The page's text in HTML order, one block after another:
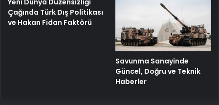
Yeni Dünya Düzensizliği
Çağında Türk Dış Politikası
ve Hakan Fidan Faktörü
Savunma Sanayinde
Güncel, Doğru ve Teknik
Haberler